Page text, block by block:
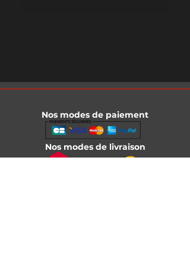
Nos modes de paiement
Nos modes de livraison